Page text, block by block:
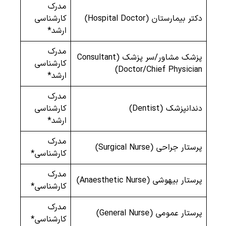
دکتر بیمارستان (Hospital Doctor)
مدرک
کارشناسی
ارشد*
پزشک مشاور/سر پزشک (Consultant
Doctor/Chief Physician)
مدرک
کارشناسی
ارشد*
دندانپزشک (Dentist)
مدرک
کارشناسی
ارشد*
پرستار جراحی (Surgical Nurse)
مدرک
کارشناسی*
پرستار بیهوشی (Anaesthetic Nurse)
مدرک
کارشناسی*
پرستار عمومی (General Nurse)
مدرک
کارشناسی*